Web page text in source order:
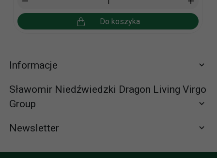
Do koszyka
Informacje
Sławomir Niedźwiedzki Dragon Living Virgo
Group
665065310 (58) 672-65-61
Newsletter